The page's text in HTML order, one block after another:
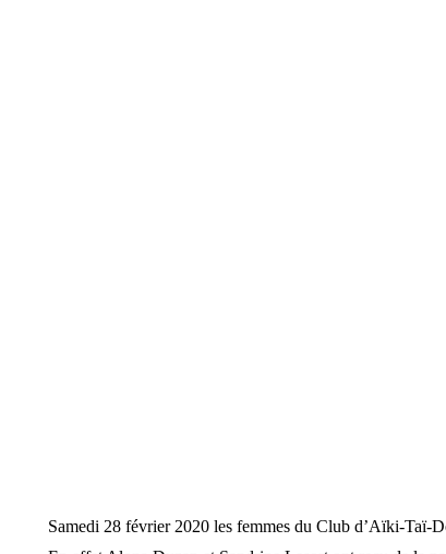
Samedi 28 février 2020 les femmes du Club d’Aïki-Taï-